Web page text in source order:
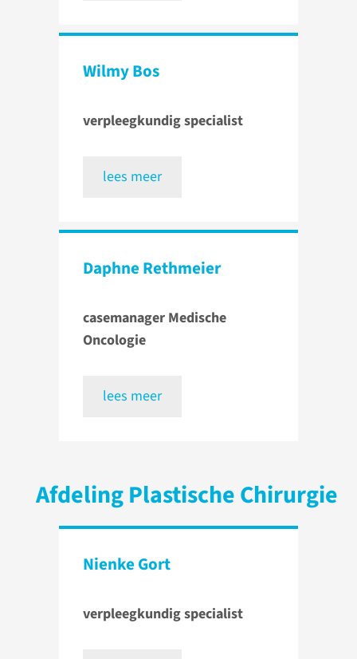
Wilmy Bos
verpleegkundig specialist
lees meer
Daphne Rethmeier
casemanager Medische
Oncologie
lees meer
Afdeling Plastische Chirurgie
Nienke Gort
verpleegkundig specialist